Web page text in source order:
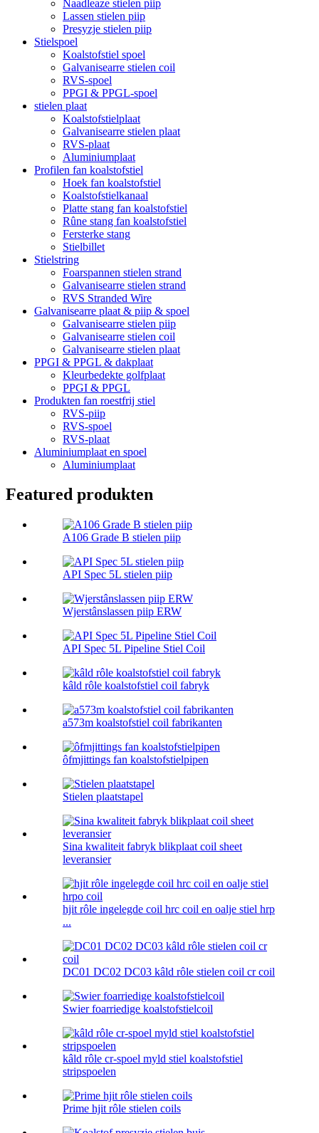
Naadleaze stielen piip
Lassen stielen piip
Presyzje stielen piip
Stielspoel
Koalstofstiel spoel
Galvanisearre stielen coil
RVS-spoel
PPGI & PPGL-spoel
stielen plaat
Koalstofstielplaat
Galvanisearre stielen plaat
RVS-plaat
Aluminiumplaat
Profilen fan koalstofstiel
Hoek fan koalstofstiel
Koalstofstielkanaal
Platte stang fan koalstofstiel
Rûne stang fan koalstofstiel
Fersterke stang
Stielbillet
Stielstring
Foarspannen stielen strand
Galvanisearre stielen strand
RVS Stranded Wire
Galvanisearre plaat & piip & spoel
Galvanisearre stielen piip
Galvanisearre stielen coil
Galvanisearre stielen plaat
PPGI & PPGL & dakplaat
Kleurbedekte golfplaat
PPGI & PPGL
Produkten fan roestfrij stiel
RVS-piip
RVS-spoel
RVS-plaat
Aluminiumplaat en spoel
Aluminiumplaat
Featured produkten
A106 Grade B stielen piip
API Spec 5L stielen piip
Wjerstânslassen piip ERW
API Spec 5L Pipeline Stiel Coil
kâld rôle koalstofstiel coil fabryk
a573m koalstofstiel coil fabrikanten
ôfmjittings fan koalstofstielpipen
Stielen plaatstapel
Sina kwaliteit fabryk blikplaat coil sheet
leveransier
hjit rôle ingelegde coil hrc coil en oalje stiel hrp
...
DC01 DC02 DC03 kâld rôle stielen coil cr coil
Swier foarriedige koalstofstielcoil
kâld rôle cr-spoel myld stiel koalstofstiel
stripspoelen
Prime hjit rôle stielen coils